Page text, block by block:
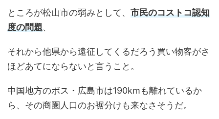
ところが松山市の弱みとして、 市民のコストコ認知
度の問題、
それから他県から遠征してくるだろう買い物客がさ
ほどあてにならないと言うこと。
中国地方のボス・広島市は190kmも離れているか
ら、その商圏人口のお裾分けも来なさそうだ。